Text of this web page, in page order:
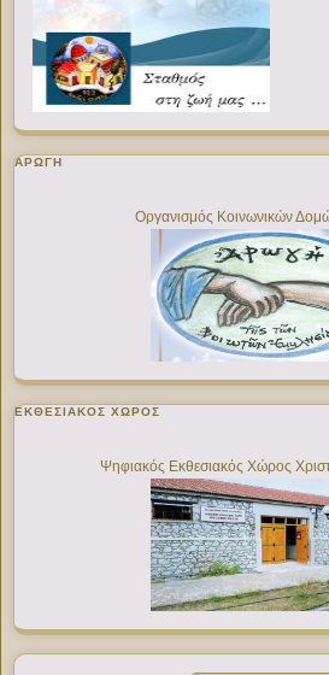
ΑΡΩΓΗ
Οργανισμός Κοινωνικών
ΕΚΘΕΣΙΑΚΌΣ ΧΏΡΟΣ
Ψηφιακός Εκθεσιακός Χώρος